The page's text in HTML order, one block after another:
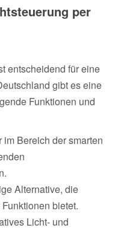
per
entscheidend für eine
gibt es eine
Funktionen und
Bereich der smarten
Alternative, die
bietet.
Licht- und